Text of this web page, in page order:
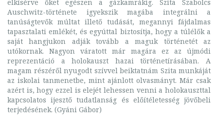
elkísérve őket egészen a gázkamrákig. Szita Szabolcs
Auschwitz-története igyekszik magába integrálni a
tanúságtevők múltat illető tudását, megannyi fájdalmas
tapasztalati emlékét, és egyúttal biztosítja, hogy a túlélők a
saját hangjukon adják tovább a maguk történetét az
utókornak. Nagyon váratott már magára ez az újmódi
reprezentáció a holokauszt hazai történetírásában. A
magam részéről nyugodt szívvel beiktatnám Szita munkáját
az iskolai tanmenetbe, mint ajánlott olvasmányt. Már csak
azért is, hogy ezzel is elejét lehessen venni a holokauszttal
kapcsolatos ijesztő tudatlanság és előítéletesség jövőbeli
terjedésének. (Gyáni Gábor)